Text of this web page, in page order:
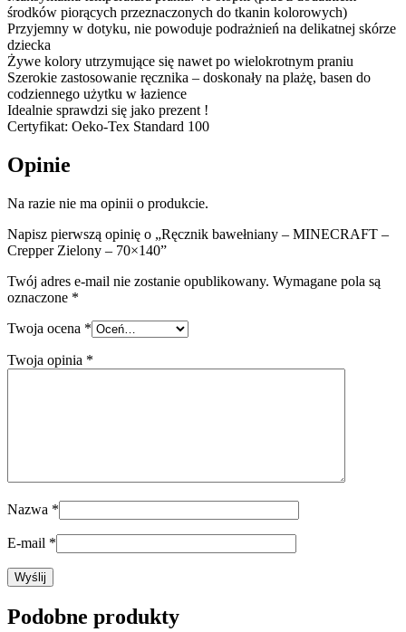
środków piorących przeznaczonych do tkanin kolorowych)
Przyjemny w dotyku, nie powoduje podrażnień na delikatnej skórze
dziecka
Żywe kolory utrzymujące się nawet po wielokrotnym praniu
Szerokie zastosowanie ręcznika – doskonały na plażę, basen do
codziennego użytku w łazience
Idealnie sprawdzi się jako prezent !
Certyfikat: Oeko-Tex Standard 100
Opinie
Na razie nie ma opinii o produkcie.
Napisz pierwszą opinię o „Ręcznik bawełniany – MINECRAFT –
Crepper Zielony – 70×140”
Twój adres e-mail nie zostanie opublikowany. Wymagane pola są
oznaczone *
Twoja ocena *
Twoja opinia *
Nazwa *
E-mail *
Podobne produkty